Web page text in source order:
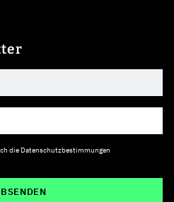
die Datenschutzbestimmungen